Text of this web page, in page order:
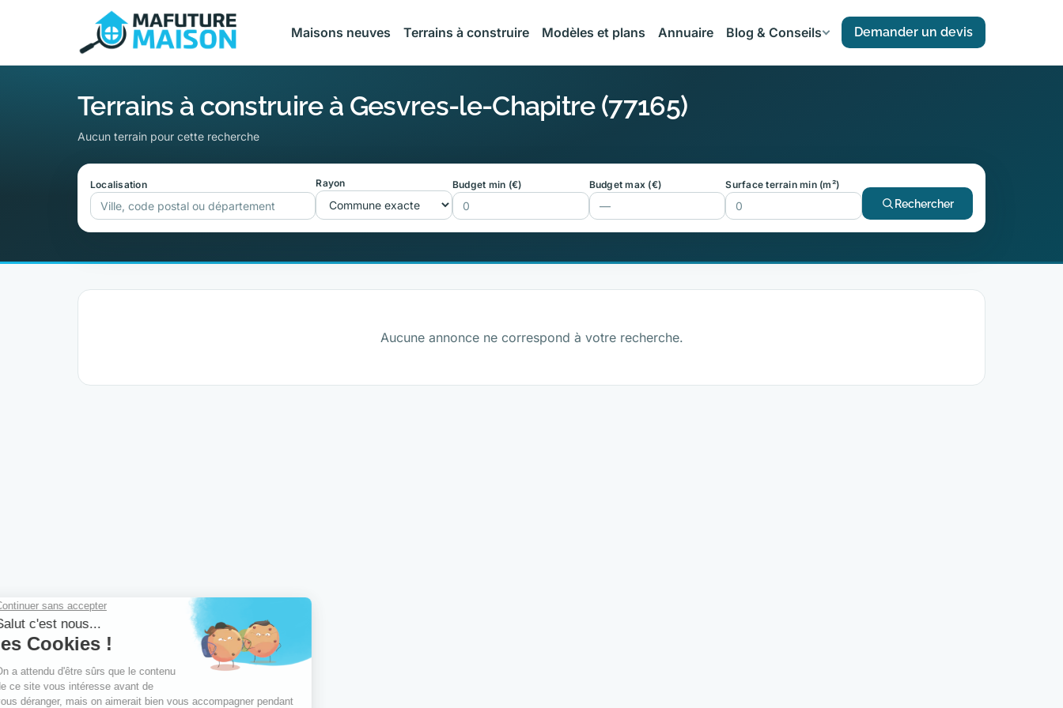
Maisons neuves Terrains à construire Modèles et plans Annuaire Blog & Conseils Demander un devis
Terrains à construire à Gesvres-le-Chapitre (77165)
Aucun terrain pour cette recherche
Localisation Rayon Budget min (€) Budget max (€) Surface terrain min (m²)
Rechercher
Aucune annonce ne correspond à votre recherche.